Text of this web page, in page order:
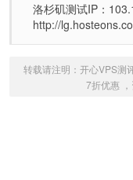
洛杉矶测试IP：
http://
转载请注明： 开心VPS测
7折优惠